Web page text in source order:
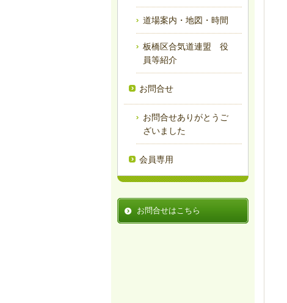
道場案内・地図・時間
板橋区合気道連盟 役
員等紹介
お問合せ
お問合せありがとうご
ざいました
会員専用
お問合せはこちら